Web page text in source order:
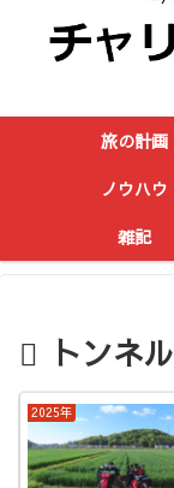
旅の計画
ノウハウ
雑記
トンネル
2025年